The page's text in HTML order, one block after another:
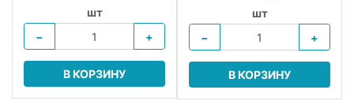
шт
−
+
В КОРЗИНУ
шт
−
+
В КОРЗИНУ